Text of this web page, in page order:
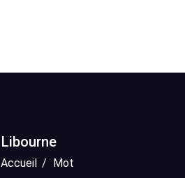
Libourne
Accueil Mot